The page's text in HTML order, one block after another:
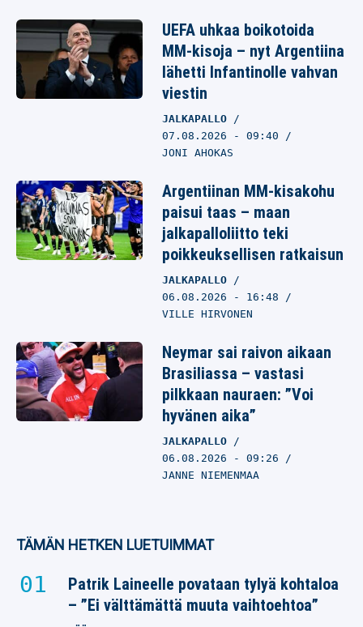
UEFA uhkaa boikotoida
MM-kisoja – nyt Argentiina
lähetti Infantinolle vahvan
viestin
JALKAPALLO
07.08.2026 - 09:40
JONI AHOKAS
Argentiinan MM-kisakohu
paisui taas – maan
jalkapalloliitto teki
poikkeuksellisen ratkaisun
JALKAPALLO
06.08.2026 - 16:48
VILLE HIRVONEN
Neymar sai raivon aikaan
Brasiliassa – vastasi
pilkkaan nauraen: ”Voi
hyvänen aika”
JALKAPALLO
06.08.2026 - 09:26
JANNE NIEMENMAA
TÄMÄN HETKEN LUETUIMMAT
Patrik Laineelle povataan tylyä kohtaloa
– ”Ei välttämättä muuta vaihtoehtoa”